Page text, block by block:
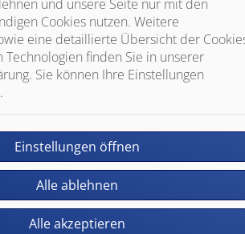
und unsere Seite nur mit den
Cookies nutzen. Weitere
eine detaillierte Übersicht der
Technologien finden Sie in unserer
Sie können Ihre Einstellungen
Einstellungen öffnen
Alle ablehnen
Alle akzeptieren